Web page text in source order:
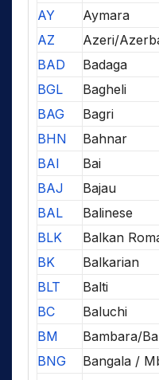
AY
Aymara
AZ
Azeri/
BAD
Badaga
BGL
Bagheli
BAG
Bagri
BHN
Bahnar
BAI
Bai
BAJ
Bajau
BAL
Balinese
BLK
Balkan
BK
Balkarian
BLT
Balti
BC
Baluchi
BM
Bambara/
BNG
Bangala /